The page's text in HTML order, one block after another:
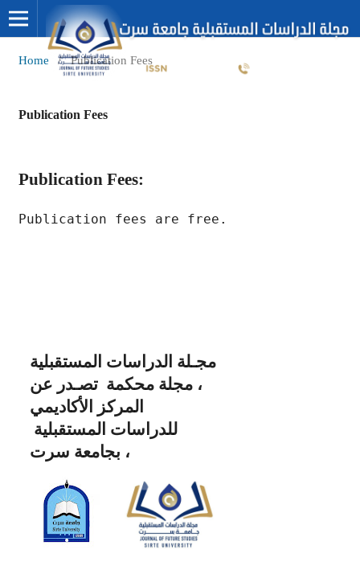
Home / Publication Fees
Publication Fees
Publication Fees:
Publication fees are free.
مجـلة الدراسات المستقبلية
، مجلة محكمة تصـدر عن
المركز الأكاديمي
للدراسات المستقبلية
بجامعة سرت ،